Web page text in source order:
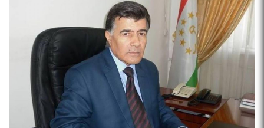
4-уми декабр- зодрӯзи
шоири абадзинда Абулқосим
Лоҳутӣ